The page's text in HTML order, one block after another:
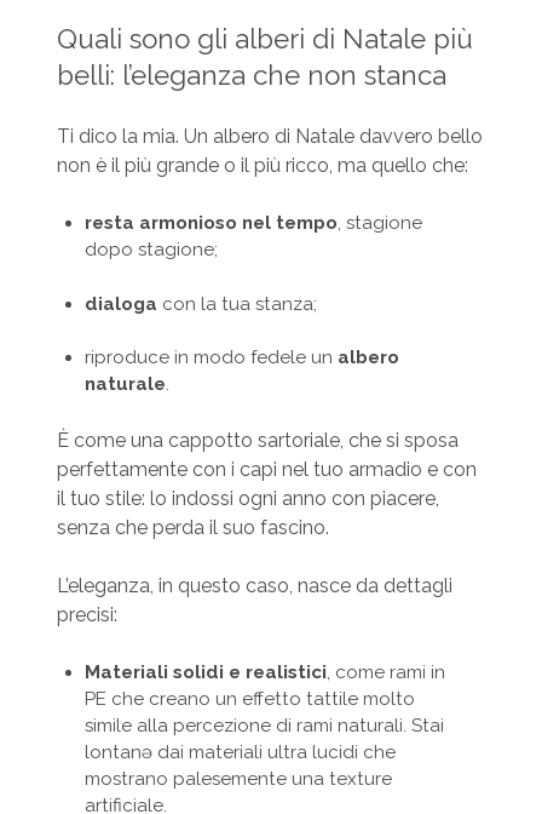
Quali sono gli alberi di Natale più
belli: l’eleganza che non stanca
Ti dico la mia. Un albero di Natale davvero bello
non è il più grande o il più ricco, ma quello che:
resta armonioso nel tempo, stagione
dopo stagione;
dialoga con la tua stanza;
riproduce in modo fedele un albero
naturale.
È come una cappotto sartoriale, che si sposa
perfettamente con i capi nel tuo armadio e con
il tuo stile: lo indossi ogni anno con piacere,
senza che perda il suo fascino.
L’eleganza, in questo caso, nasce da dettagli
precisi:
Materiali solidi e realistici, come rami in
PE che creano un effetto tattile molto
simile alla percezione di rami naturali. Stai
lontanə dai materiali ultra lucidi che
mostrano palesemente una texture
artificiale.